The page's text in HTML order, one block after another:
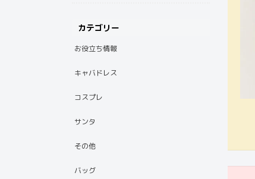
カテゴリー
お役立ち情報
キャバドレス
コスプレ
サンタ
その他
バッグ